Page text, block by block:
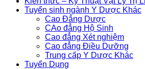
Tuyển sinh ngành Y Dược Khác
Cao Đẳng Dược
CAo đẳng Hộ Sinh
Cao đẳng Xét nghiệm
Cao đẳng Điều Dưỡng
Trung cấp Y Dược Khác
Tuyển Dụng